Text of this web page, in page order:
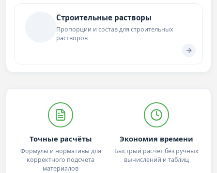
Строительные растворы
Пропорции и состав для строительных
растворов
Точные расчёты
Формулы и нормативы для
корректного подсчёта
материалов
Экономия времени
Быстрый расчёт без ручных
вычислений и таблиц